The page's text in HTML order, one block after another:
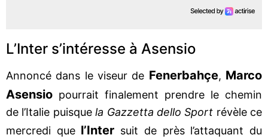
L’Inter s’intéresse à Asensio
Annoncé dans le viseur de Fenerbahçe, Marco
Asensio pourrait finalement prendre le chemin
de l’Italie puisquela Gazzetta dello Sport révèle ce
mercredi que l’Inter suit de près l’attaquant du